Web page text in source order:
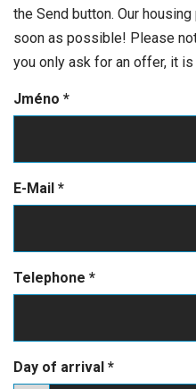
the Send button. Our
soon as possible! Please
you only ask for an offer, it
Jméno *
E-Mail *
Telephone *
Day of arrival *